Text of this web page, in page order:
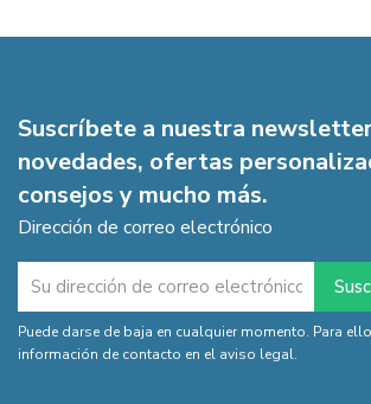
Suscríbete a nuestra
novedades, ofertas
consejos y mucho más.
Dirección de correo electrónico
Puede darse de baja en cualquier momento. Para
información de contacto en el aviso legal.